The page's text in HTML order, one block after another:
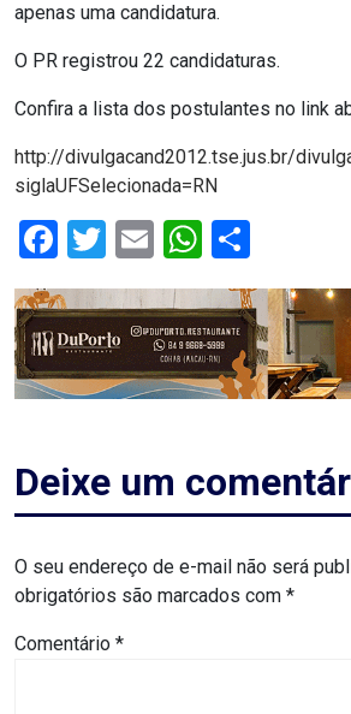
RN
ASSISTÊNCIA
MÉDICA
BASTIDORES
Blog
CÂMARA
GUAMARÉ
CÂMARA
apenas uma candidatura.
O PR registrou 22 candidaturas.
Confira a lista dos postulantes no link
http://divulgacand2012.tse.jus.br/
siglaUFSelecionada=RN
Facebook
Twitter
EmailWhatsApp
Deixe um
O seu endereço de e-mail não será
obrigatórios são marcados com *
Comentário *